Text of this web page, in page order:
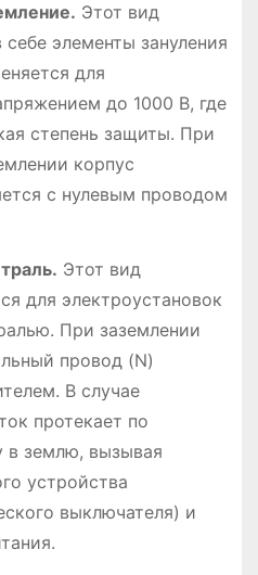
Этот вид
элементы зануления
для
до 1000 В, где
степень защиты. При
корпус
с нулевым проводом
Этот вид
для электроустановок
При заземлении
провод (N)
В случае
протекает по
в землю, вызывая
устройства
выключателя) и